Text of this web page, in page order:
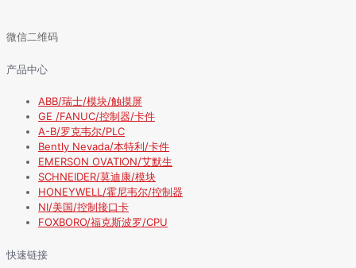
微信二维码
产品中心
ABB/瑞士/模块/触摸屏
GE /FANUC/控制器/卡件
A-B/罗克韦尔/PLC
Bently Nevada/本特利/卡件
EMERSON OVATION/艾默生
SCHNEIDER/莫迪康/模块
HONEYWELL/霍尼韦尔/控制器
NI/美国/控制接口卡
FOXBORO/福克斯波罗/CPU
快速链接